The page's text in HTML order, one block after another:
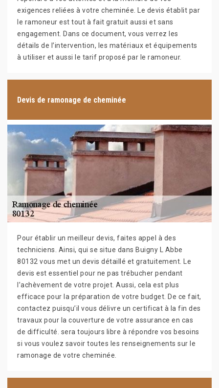
exigences reliées à votre cheminée. Le devis établit par
le ramoneur est tout à fait gratuit aussi et sans
engagement. Dans ce document, vous verrez les
détails de l’intervention, les matériaux et équipements
à utiliser et aussi le tarif proposé par le ramoneur.
Devis de ramonage de cheminée
Pour établir un meilleur devis, faites appel à des
techniciens. Ainsi, qui se situe dans Buigny L Abbe
80132 vous met un devis détaillé et gratuitement. Le
devis est essentiel pour ne pas trébucher pendant
l’achèvement de votre projet. Aussi, cela est plus
efficace pour la préparation de votre budget. De ce fait,
contactez puisqu’il vous délivre un certificat à la fin des
travaux pour la couverture de votre assurance en cas
de difficulté. sera toujours libre à répondre vos besoins
si vous voulez savoir toutes les renseignements sur le
ramonage de votre cheminée.